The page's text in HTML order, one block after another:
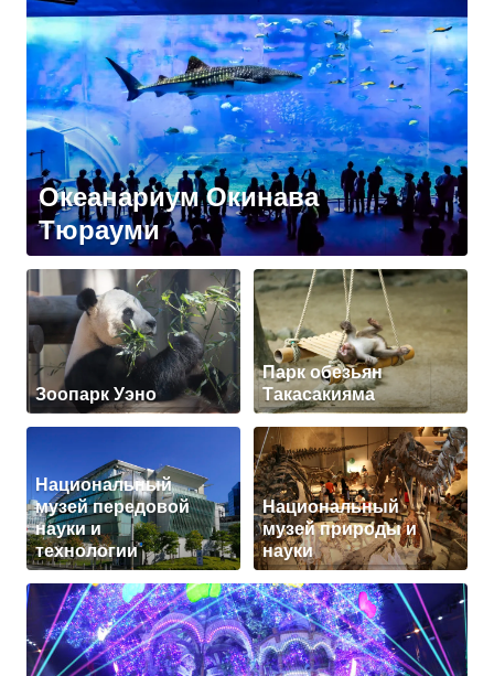
Океанариум Окинава
Тюрауми
Зоопарк Уэно
Парк обезьян
Такасакияма
Национальный
музей передовой
науки и
технологии
Национальный
музей природы и
науки